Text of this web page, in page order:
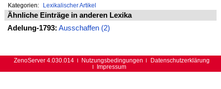
Kategorien:
Lexikalischer Artikel
Ähnliche Einträge in anderen Lexika
Adelung-1793: Ausschaffen (2)
ZenoServer 4.030.014 Nutzungsbedingungen
Datenschutzerklärung
Impressum